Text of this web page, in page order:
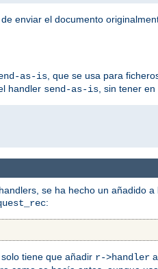
enviar el documento
as-is, que se usa para
handler send-as-is, sin tener
se ha hecho un añadido a
:
tiene que añadir r->handler